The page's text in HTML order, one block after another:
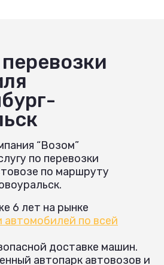
“Возом”
по перевозки
по маршруту
6 лет на рынке
автомобилей по всей
доставке машин.
автопарк автовозов и